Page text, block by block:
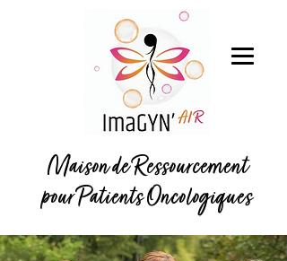
Maison de Ressourcement
pour Patients Oncologiques